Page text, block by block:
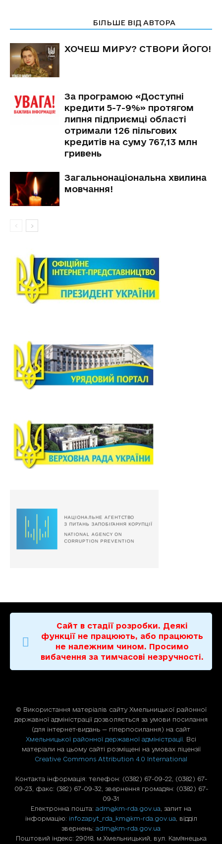
БІЛЬШЕ ВІД АВТОРА
ХОЧЕШ МИРУ? СТВОРИ ЙОГО!
За програмою «Доступні
кредити 5-7-9%» протягом
липня підприємці області
отримали 126 пільгових
кредитів на суму 767,13 млн
гривень
Загальнонаціональна хвилина
мовчання!
Сайт в стадії розробки. Деякі
функції не працюють, або працюють
не належним чином. Просимо
вибачення за тимчасові незручності.
© Використання матерiалiв сайту Хмельницької районної
державної адміністрації дозволяється за умови посилання
(для iнтернет-видань — гiперпосилання) на сайт
Хмельницької районної державної адміністрації . Всі
матеріали на цьому сайті розміщені на умовах ліцензії
Creative Commons Attribution 4.0 International
Контакта інформація: телефон: (0382) 67-09-22, (0382) 67-
09-23, факс: (382) 67-09-32, звернення громадян: (0382) 67-
09-31
Електронна пошта: adm@km-rda.gov.ua , запит на
інформацію: infozapyt_rda_km@km-rda.gov.ua , відділ
звернень: adm@km-rda.gov.ua
Поштовий індекс: 29018, м.Хмельницький, вул. Кам'янецька